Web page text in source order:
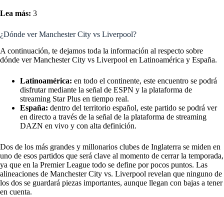
Lea más: 3
¿Dónde ver Manchester City vs Liverpool?
A continuación, te dejamos toda la información al respecto sobre
dónde ver Manchester City vs Liverpool en Latinoamérica y España.
Latinoamérica: en todo el continente, este encuentro se podrá
disfrutar mediante la señal de ESPN y la plataforma de
streaming Star Plus en tiempo real.
España: dentro del territorio español, este partido se podrá ver
en directo a través de la señal de la plataforma de streaming
DAZN en vivo y con alta definición.
Dos de los más grandes y millonarios clubes de Inglaterra se miden en
uno de esos partidos que será clave al momento de cerrar la temporada,
ya que en la Premier League todo se define por pocos puntos. Las
alineaciones de Manchester City vs. Liverpool revelan que ninguno de
los dos se guardará piezas importantes, aunque llegan con bajas a tener
en cuenta.